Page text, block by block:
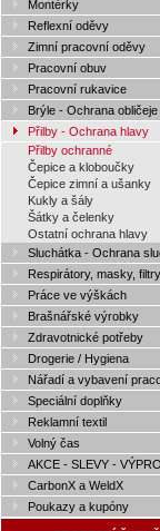
Montérky
Reflexní oděvy
Zimní pracovní oděvy
Pracovní obuv
Pracovní rukavice
Brýle - Ochrana obličeje
Přilby - Ochrana hlavy
Přilby ochranné
Čepice a kloboučky
Čepice zimní a ušanky
Kukly a šály
Šátky a čelenky
Ostatní ochrana hlavy
Sluchátka - Ochrana
Respirátory, masky, filtry
Práce ve výškách
Brašnářské výrobky
Zdravotnické potřeby
Drogerie / Hygiena
Nářadí a vybavení
Speciální doplňky
Reklamní textil
Volný čas
AKCE - SLEVY -
CarbonX a WeldX
Poukazy a kupóny